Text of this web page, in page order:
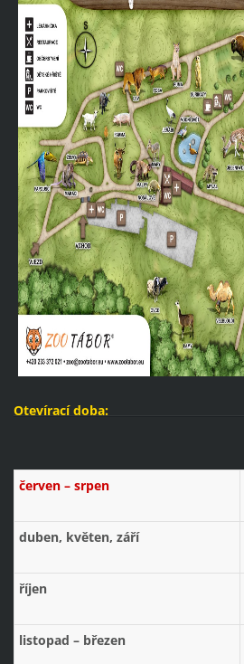
Otevírací doba:
červen – srpen
duben, květen, září
říjen
listopad – březen